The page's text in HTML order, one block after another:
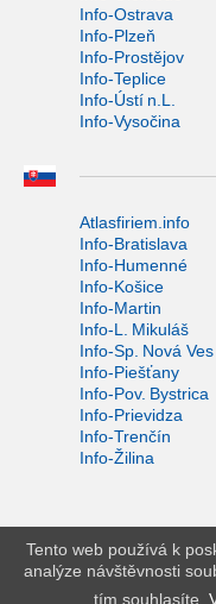
Info-Ostrava
Info-Plzeň
Info-Prostějov
Info-Teplice
Info-Ústí n.L.
Info-Vysočina
Atlasfiriem.info
Info-Bratislava
Info-Humenné
Info-Košice
Info-Martin
Info-L. Mikuláš
Info-Sp. Nová Ves
Info-Piešťany
Info-Pov. Bystrica
Info-Prievidza
Info-Trenčín
Info-Žilina
Tento web používá k
analýze návštěvnosti
tím souhlasíte.